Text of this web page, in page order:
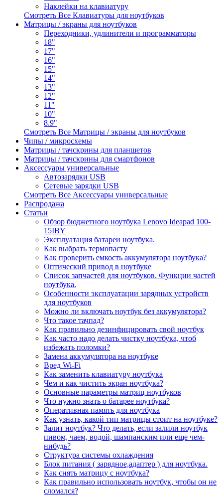
Наклейки на клавиатуру
Смотреть Все Клавиатуры для ноутбуков
Матрицы / экраны для ноутбуков
Переходники, удлинители и программаторы
18"
17"
16"
15"
14"
13"
12"
11"
10"
8.9"
Смотреть Все Матрицы / экраны для ноутбуков
Чипы / микросхемы
Матрицы / тачскрины для планшетов
Матрицы / тачскрины для смартфонов
Аксессуары универсальные
Автозарядки USB
Сетевые зарядки USB
Смотреть Все Аксессуары универсальные
Распродажа
Статьи
Обзор бюджетного ноутбука Lenovo Ideapad 100-
15IBY
Эксплуатация батареи ноутбука.
Как выбрать термопасту
Как проверить емкость аккумулятора ноутбука?
Оптический привод в ноутбуке
Список запчастей для ноутбуков. Функции частей
ноутбука.
Особенности эксплуатации зарядных устройств
для ноутбуков
Можно ли включать ноутбук без аккумулятора?
Что такое тачпад?
Как правильно дезинфицировать свой ноутбук
Как часто надо делать чистку ноутбука, чтоб
избежать поломки?
Замена аккумулятора на ноутбуке
Вред Wi-Fi
Как заменить клавиатуру ноутбука
Чем и как чистить экран ноутбука?
Основные параметры матриц ноутбуков
Что нужно знать о батарее ноутбука?
Оперативная память для ноутбука
Как узнать, какой тип матрицы стоит на ноутбуке?
Залит ноутбук? Что делать, если залили ноутбук
пивом, чаем, водой, шампанским или еще чем-
нибудь?
Структура системы охлаждения
Блок питания ( зарядное,адаптер ) для ноутбука.
Как снять матрицу с ноутбука?
Как правильно использовать ноутбук, чтобы он не
сломался?